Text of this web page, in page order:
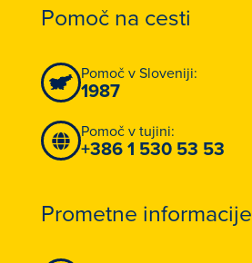
Pomoč na cesti
Pomoč v Sloveniji:
1987
Pomoč v tujini:
+386 1 530 53 53
Prometne informacije